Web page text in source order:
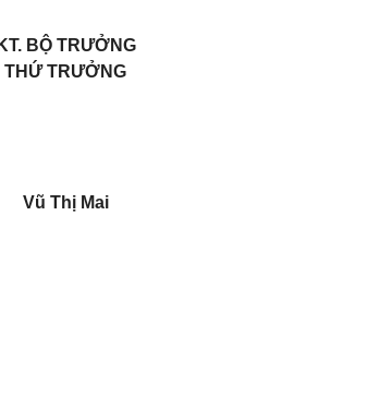
KT. BỘ TRƯỞNG
THỨ TRƯỞNG
Vũ Thị Mai